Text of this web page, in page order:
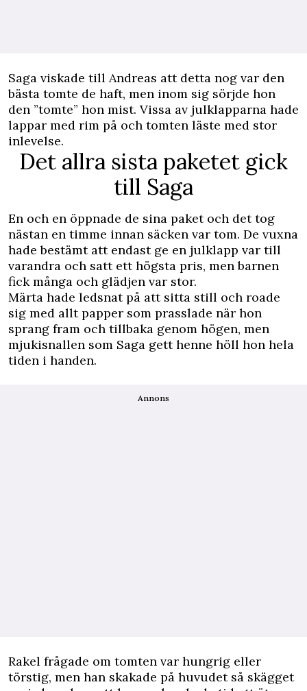
Saga viskade till Andreas att detta nog var den
bästa tomte de haft, men inom sig sörjde hon
den ”tomte” hon mist. Vissa av julklapparna hade
lappar med rim på och tomten läste med stor
inlevelse.
Det allra sista paketet gick
till Saga
En och en öppnade de sina paket och det tog
nästan en timme innan säcken var tom. De vuxna
hade bestämt att endast ge en julklapp var till
varandra och satt ett högsta pris, men barnen
fick många och glädjen var stor.
Märta hade ledsnat på att sitta still och roade
sig med allt papper som prasslade när hon
sprang fram och tillbaka genom högen, men
mjukisnallen som Saga gett henne höll hon hela
tiden i handen.
Annons
Rakel frågade om tomten var hungrig eller
törstig, men han skakade på huvudet så skägget